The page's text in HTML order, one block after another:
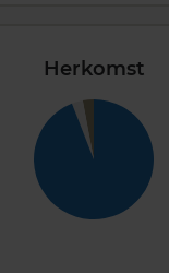
Herkomst